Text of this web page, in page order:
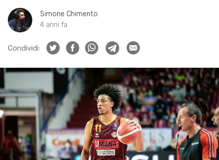
Simone Chimento
4 anni fa
Condividi: